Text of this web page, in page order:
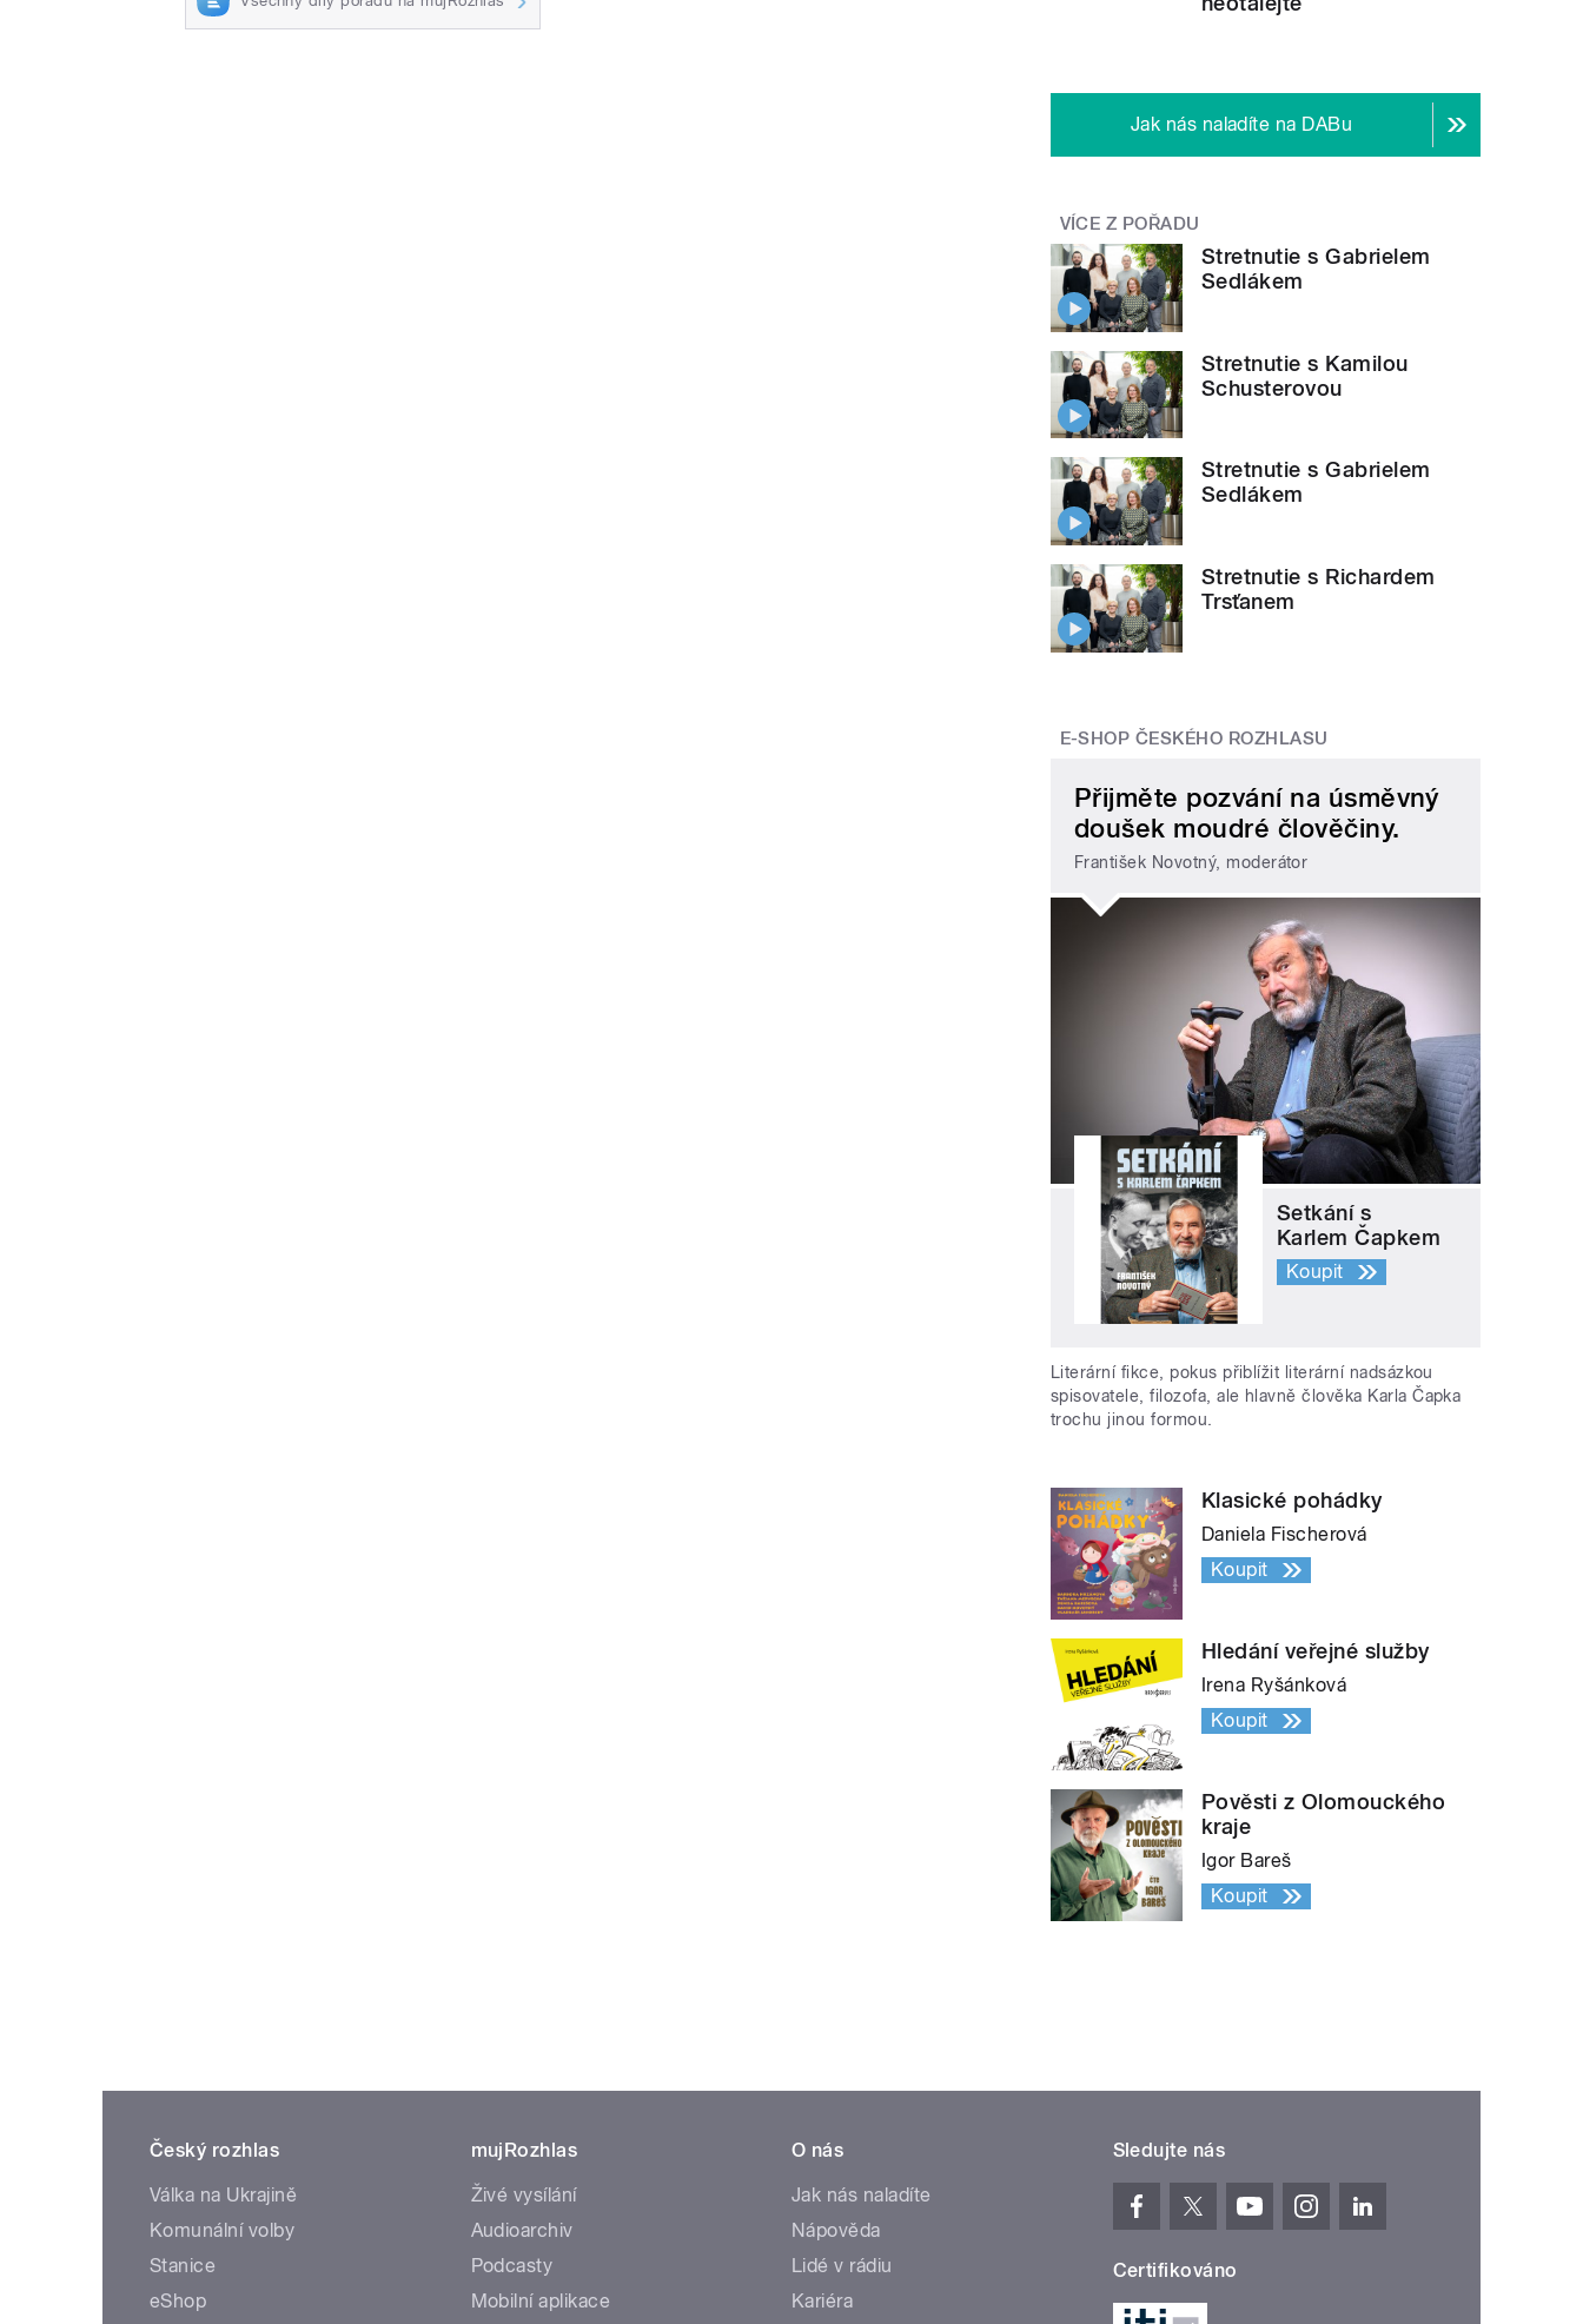
Jak nás naladíte na DABu
VÍCE Z POŘADU
Stretnutie s Gabrielem
Sedlákem
Stretnutie s Kamilou
Schusterovou
Stretnutie s Gabrielem
Sedlákem
Stretnutie s Richardem
Trsťanem
E-SHOP ČESKÉHO ROZHLASU
Přijměte pozvání na úsměvný
doušek moudré člověčiny.
František Novotný, moderátor
Setkání s
Karlem Čapkem
Koupit
Literární fikce, pokus přiblížit literární nadsázkou
spisovatele, filozofa, ale hlavně člověka Karla Čapka
trochu jinou formou.
Klasické pohádky
Daniela Fischerová
Koupit
Hledání veřejné služby
Irena Ryšánková
Koupit
Pověsti z Olomouckého
kraje
Igor Bareš
Koupit
Český rozhlas
Válka na Ukrajině
Komunální volby
Stanice
eShop
mujRozhlas
Živé vysílání
Audioarchiv
Podcasty
Mobilní aplikace
O nás
Jak nás naladíte
Nápověda
Lidé v rádiu
Kariéra
Sledujte nás
Certifikováno